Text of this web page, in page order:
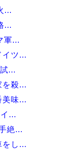
...
...
軍...
イツ...
...
を殺...
美味...
...
絶...
をし...